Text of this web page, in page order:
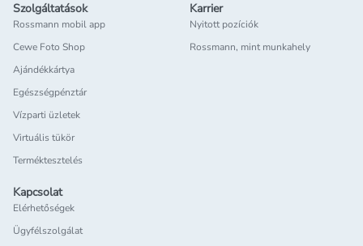
Szolgáltatások
Rossmann mobil app
Cewe Foto Shop
Ajándékkártya
Egészségpénztár
Vízparti üzletek
Virtuális tükör
Terméktesztelés
Karrier
Nyitott pozíciók
Rossmann, mint munkahely
Kapcsolat
Elérhetőségek
Ügyfélszolgálat